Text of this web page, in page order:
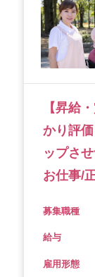
会社概要
【昇給
かり評
ップさ
お仕事/
募集職種
給与
雇用形態